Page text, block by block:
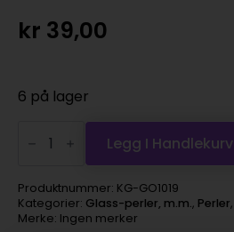
kr 39,00
6 på lager
Glassperle
3mm
Fargenr.170
antall
Legg I Handlekurv
Produktnummer: KG-GO1019
Kategorier: Glass-perler, m.m., Perler,
Merke: Ingen merker